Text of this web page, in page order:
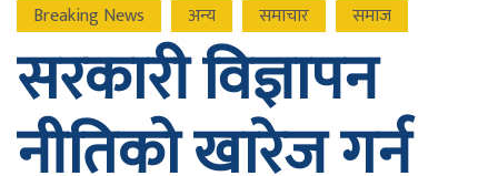
Breaking News अन्य समाचार समाज
सरकारी विज्ञापन
नीतिको खारेज गर्न